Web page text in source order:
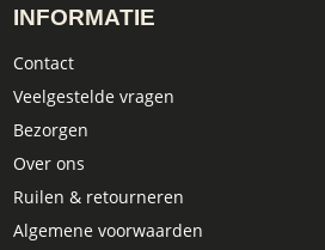
INFORMATIE
Contact
Veelgestelde vragen
Bezorgen
Over ons
Ruilen & retourneren
Algemene voorwaarden